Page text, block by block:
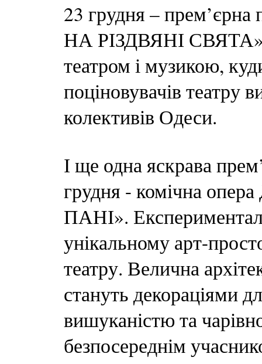
23 грудня –
НА РІЗДВЯНІ СВЯТА»
театром і музикою,
поціновувачів театру
колективів Одеси.
І ще одна яскрава
грудня - комічна
ПАНІ».
унікальному арт-
театру. Велична
стануть декораціями
вишуканістю та
безпосереднім